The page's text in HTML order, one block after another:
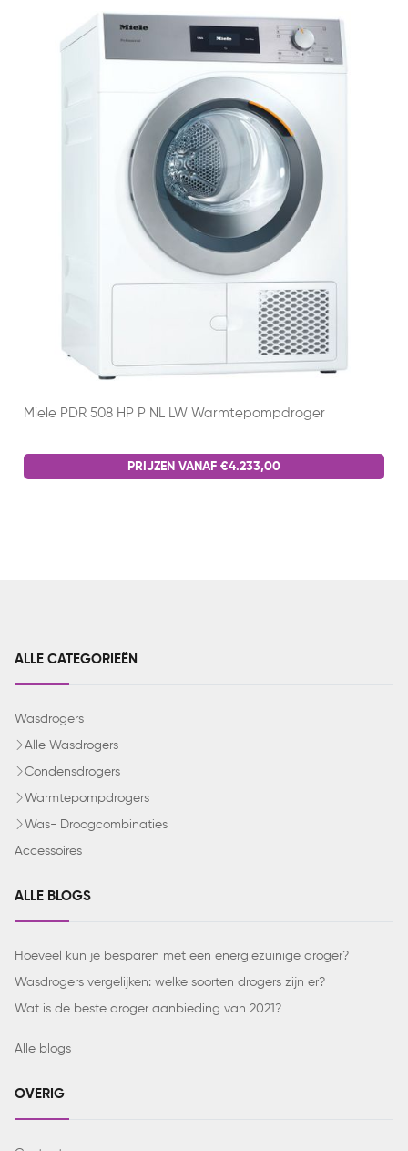
Miele PDR 508 HP P NL LW Warmtepompdroger
PRIJZEN VANAF €4.233,00
ALLE CATEGORIEËN
Wasdrogers
Alle Wasdrogers
Condensdrogers
Warmtepompdrogers
Was- Droogcombinaties
Accessoires
ALLE BLOGS
Hoeveel kun je besparen met een energiezuinige droger?
Wasdrogers vergelijken: welke soorten drogers zijn er?
Wat is de beste droger aanbieding van 2021?
Alle blogs
OVERIG